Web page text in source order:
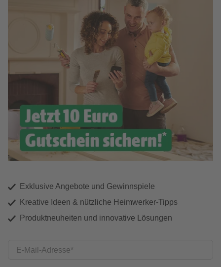
Exklusive Angebote und Gewinnspiele
Kreative Ideen & nützliche Heimwerker-Tipps
Produktneuheiten und innovative Lösungen
E-Mail-Adresse